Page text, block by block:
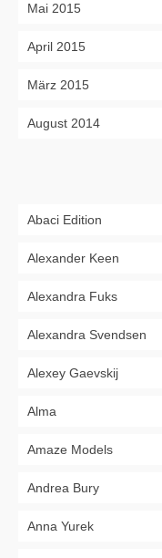
Mai 2015
April 2015
März 2015
August 2014
Abaci Edition
Alexander Keen
Alexandra Fuks
Alexandra Svendsen
Alexey Gaevskij
Alma
Amaze Models
Andrea Bury
Anna Yurek